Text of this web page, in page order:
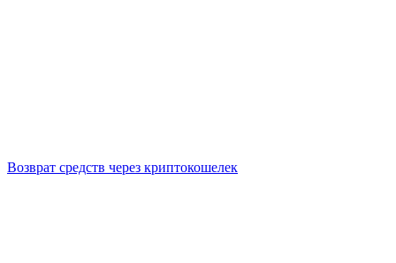
Возврат средств через криптокошелек